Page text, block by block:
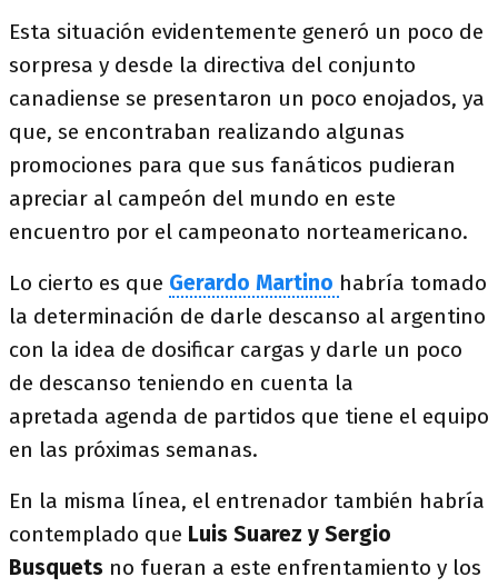
Esta situación evidentemente generó un poco de
sorpresa y desde la directiva del conjunto
canadiense se presentaron un poco enojados, ya
que, se encontraban realizando algunas
promociones para que sus fanáticos pudieran
apreciar al campeón del mundo en este
encuentro por el campeonato norteamericano.
Lo cierto es que Gerardo Martino habría tomado
la determinación de darle descanso al argentino
con la idea de dosificar cargas y darle un poco
de descanso teniendo en cuenta la
apretada agenda de partidos que tiene el equipo
en las próximas semanas.
En la misma línea, el entrenador también habría
contemplado que Luis Suarez y Sergio
Busquets no fueran a este enfrentamiento y los